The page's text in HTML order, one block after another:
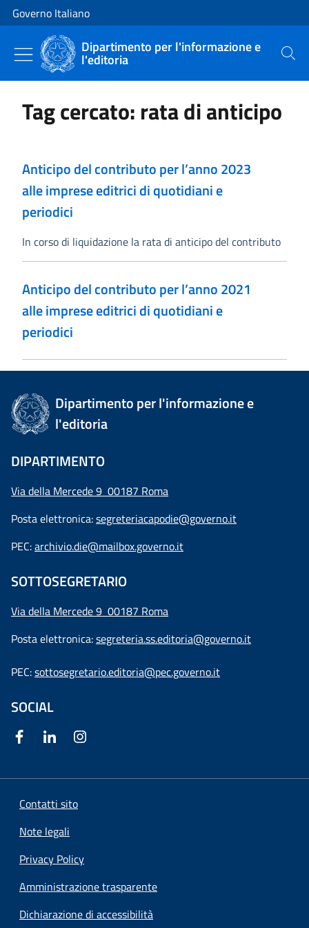
Vai al contenuto
Vai alla navigazione del sito
Governo Italiano
Dipartimento per l'informazione e
l'editoria Cerca
Tag cercato: rata di anticipo
Anticipo del contributo per l’anno 2023
alle imprese editrici di quotidiani e
periodici
In corso di liquidazione la rata di anticipo del contributo
Anticipo del contributo per l’anno 2021
alle imprese editrici di quotidiani e
periodici
Dipartimento per l'informazione e
l'editoria
DIPARTIMENTO
Via della Mercede 9 00187 Roma
Posta elettronica:segreteriacapodie@governo.it
PEC:archivio.die@mailbox.governo.it
SOTTOSEGRETARIO
Via della Mercede 9 00187 Roma
Posta elettronica:segreteria.ss.editoria@governo.it
PEC:sottosegretario.editoria@pec.governo.it
SOCIAL
Contatti sito
Note legali
Privacy Policy
Amministrazione trasparente
Dichiarazione di accessibilità